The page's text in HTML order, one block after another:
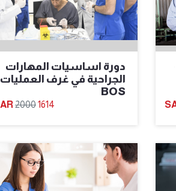
دورة اساسيات المهارات
الجراحية في غرف العمليات
BOS
20001614